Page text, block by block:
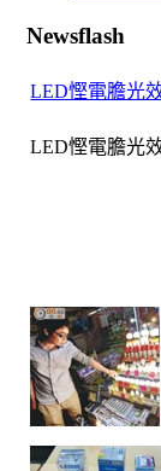
Newsflash
LED慳電膽光
LED慳電膽光